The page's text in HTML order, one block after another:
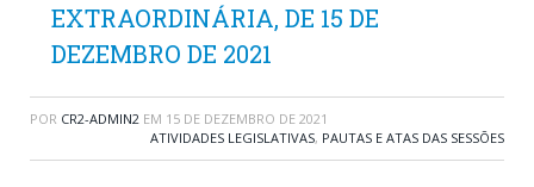
EXTRAORDINÁRIA, DE 15 DE
DEZEMBRO DE 2021
POR CR2-ADMIN2 EM 15 DE DEZEMBRO DE 2021
ATIVIDADES LEGISLATIVAS, PAUTAS E ATAS DAS SESSÕES